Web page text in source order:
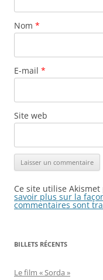
Nom *
E-mail *
Site web
Ce site utilise
savoir plus sur la
commentaires sont
BILLETS RÉCENTS
Le film « Sorda »